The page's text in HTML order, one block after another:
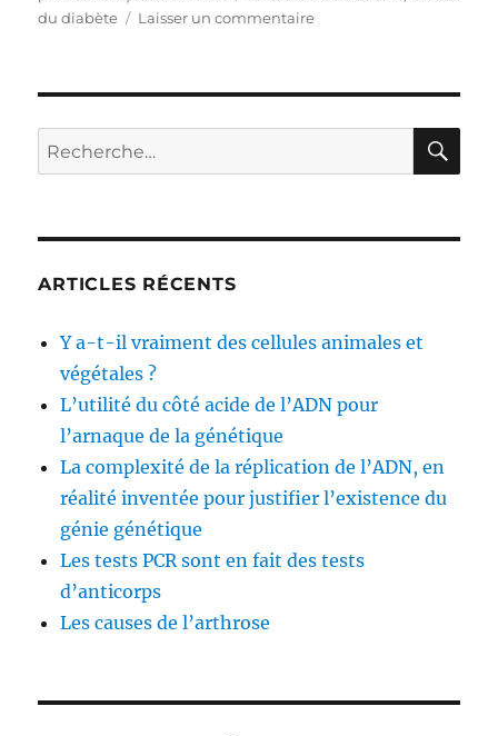
du diabète
Laisser un commentaire
du
et
Recherche
pour :
ARTICLES RÉCENTS
Y a-t-il vraiment des cellules animales et
végétales ?
L’utilité du côté acide de l’ADN pour
l’arnaque de la génétique
La complexité de la réplication de l’ADN, en
réalité inventée pour justifier l’existence du
génie génétique
Les tests PCR sont en fait des tests
d’anticorps
Les causes de l’arthrose